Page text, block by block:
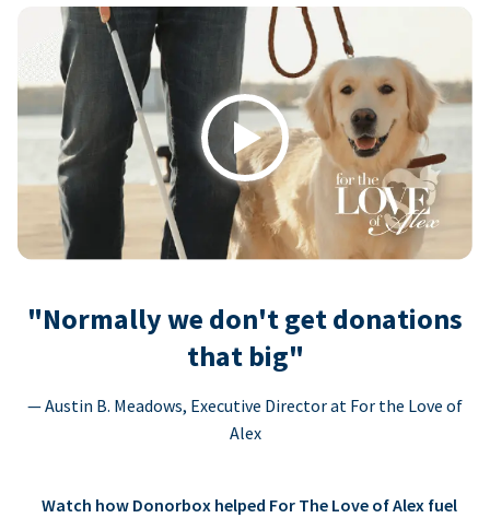
Play
"Normally we don't get donations
that big"
— Austin B. Meadows, Executive Director at For the Love of
Alex
Watch how Donorbox helped For The Love of Alex fuel